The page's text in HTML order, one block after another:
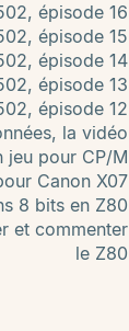
épisode 16
épisode 15
épisode 14
épisode 13
épisode 12
la vidéo
jeu pour CP/M
Canon X07
8 bits en Z80
et commenter
le Z80